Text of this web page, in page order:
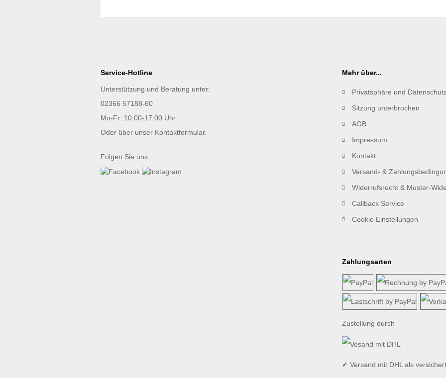
Service-Hotline
Unterstützung und Beratung unter:
02366 57188-60
Mo-Fr: 10:00-17:00 Uhr
Oder über unser Kontaktformular.
Folgen Sie uns
Mehr über...
Privatsphäre und
Sitzung unterbrochen
AGB
Impressum
Kontakt
Versand- &
Widerrufsrecht & Muster-
Callback Service
Cookie Einstellungen
Zahlungsarten
Zustellung durch
✔ Versand mit DHL als